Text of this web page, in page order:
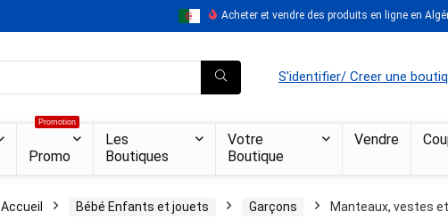
Acheter et vendre des produits en ligne en
S'identifier/ Creer une
Promotion
Promo
Les
Boutiques
Votre
Boutique
Vendre
Accueil Bébé Enfants et jouets Garçons Manteaux, vestes